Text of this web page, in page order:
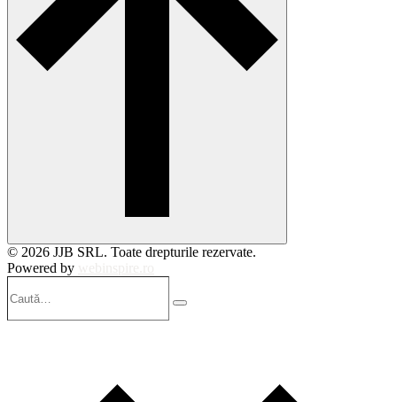
© 2026 JJB SRL. Toate drepturile rezervate.
Powered by
Search